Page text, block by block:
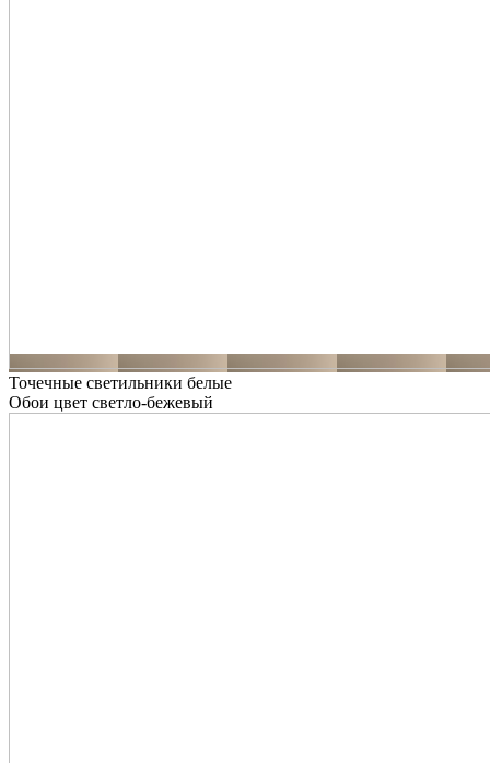
Точечные светильники белые
Обои цвет светло-бежевый